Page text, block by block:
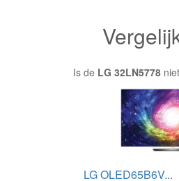
Is de LG 32LN5778
LG OLED65B6V...